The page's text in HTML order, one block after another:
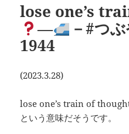
lose one’s
―
－#つ
1944
(2023.3.28)
lose one’s train of thought
という意味だそうです。